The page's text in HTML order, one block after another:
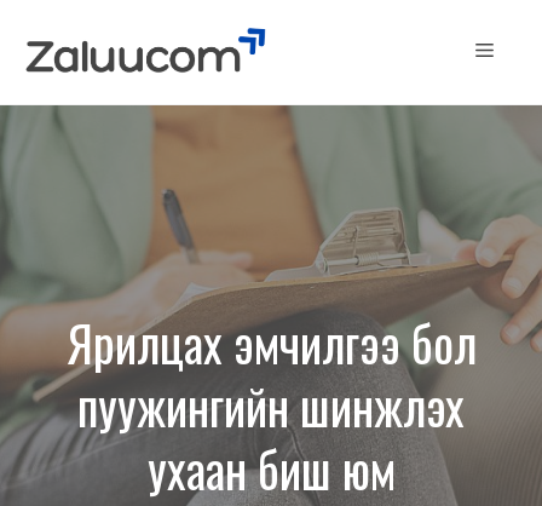
Menu
Ярилцах эмчилгээ бол
пуужингийн шинжлэх
ухаан биш юм